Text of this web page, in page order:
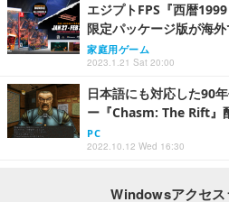
エジプトFPS『西暦
限定パッケージ版が海
家庭用ゲーム
2023.1.21 Sat 20:00
日本語にも対応した90
ー『Chasm: The Rift』
PC
2022.10.12 Wed 16:30
Windowsアクセス